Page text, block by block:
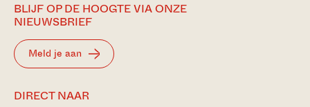
BLIJF OP DE HOOGTE VIA ONZE
NIEUWSBRIEF
Meld je aan
DIRECT NAAR